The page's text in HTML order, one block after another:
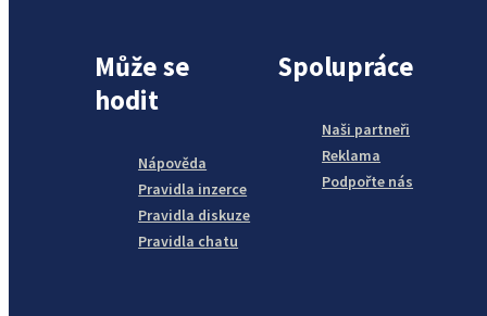
Může se
hodit
Nápověda
Pravidla inzerce
Pravidla diskuze
Pravidla chatu
Spolupráce
Naši partneři
Reklama
Podpořte nás